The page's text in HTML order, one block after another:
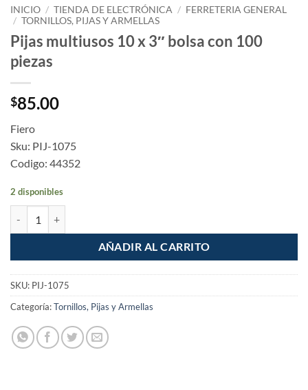
INICIO / TIENDA DE ELECTRÓNICA / FERRETERIA GENERAL
/ TORNILLOS, PIJAS Y ARMELLAS
Pijas multiusos 10 x 3″ bolsa con 100
piezas
$85.00
Fiero
Sku: PIJ-1075
Codigo: 44352
2 disponibles
AÑADIR AL CARRITO
SKU: PIJ-1075
Categoría:Tornillos, Pijas y Armellas